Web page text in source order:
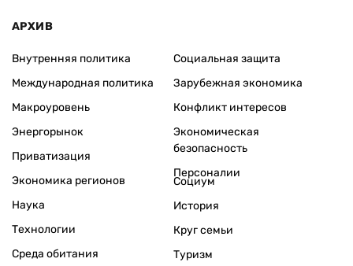
АРХИВ
Внутренняя политика
Международная политика
Макроуровень
Энергорынок
Приватизация
Экономика регионов
Социальная защита
Зарубежная экономика
Конфликт интересов
Экономическая
безопасность
Персоналии
Наука
Технологии
Среда обитания
Социум
История
Круг семьи
Туризм